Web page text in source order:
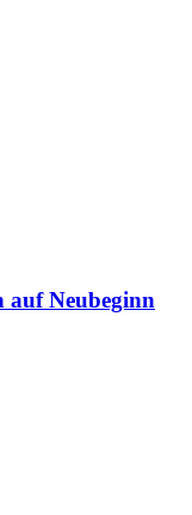
auf Neubeginn